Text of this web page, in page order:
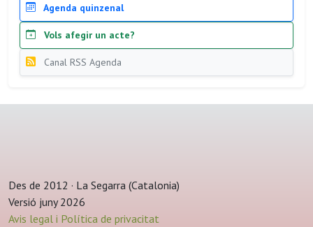
Agenda quinzenal
Vols afegir un acte?
Canal RSS Agenda
Des de 2012 · La Segarra (Catalonia)
Versió juny 2026
Avis legal i Política de privacitat